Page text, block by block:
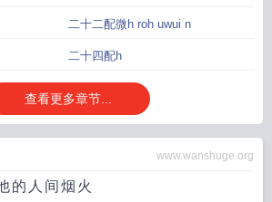
二十二配微h roh uwui n
二十四配h
查看更多章节...
www.wanshuge.org
的人间烟火